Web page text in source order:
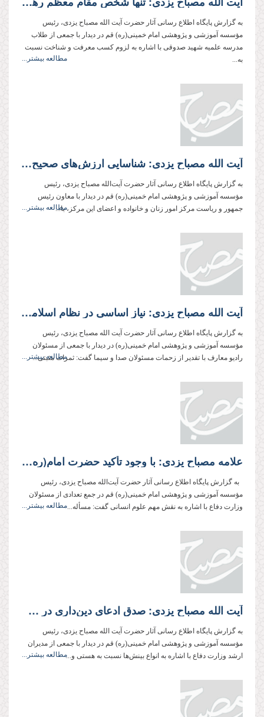
به گزارش پایگاه اطلاع رسانی آثار حضرت آیت الله مصباح یزدی، رئیس
مؤسسه آموزشی و پژوهشی امام خمینی(ره) قم در دیدار با جمعی از طلاب
مدرسه علمیه شهید صدوقی با اشاره به لزوم كسب معرفت و شناخت نسبت
به...
مطالعه بیشتر...
آیت الله مصباح یزدی: شناسایی ارزش‌های صحیح در قلمرو امور بانوان، پیدا کردن راه تقویت انگیزه خانم‌ها برای رعایت این ارزش‌ها، و شناسایی و مقابله با آسیب‌هایی که مانع راه است از ضرورت‌های فعالیت‌ برای اصلاح امور بانوان در کشور است.
به گزارش پایگاه اطلاع رسانی آثار حضرت آیت‌الله مصباح یزدی، رئیس
مؤسسه آموزشی و پژوهشی امام خمینی(ره) قم در دیدار با معاون رئیس
جمهور و ریاست مرکز امور زنان و خانواده و اعضای این مرکز، با...مطالعه بیشتر...
آیت الله مصباح یزدی: نیاز اساسی در نظام اسلامی، نیاز فكری است
به گزارش پایگاه اطلاع رسانی آثار حضرت آیت الله مصباح یزدی، رئیس
مؤسسه آموزشی و پژوهشی امام خمینی(ره) در دیدار با جمعی از مسئولان
رادیو معارف با تقدیر از زحمات مسئولان صدا و سیما گفت: ثمرات مثبتی...
مطالعه بیشتر...
علامه مصباح یزدی: با وجود تأكید حضرت امام(ره) و مقام معظم رهبری بر اسلامی‌سازی علوم انسانی، بعد از گذشت بیش از سی سال هنوز توفیق چندانی در این زمینه نصیب ما نشده و ریزه‌خوار علوم انسانی غرب هستیم
به گزارش پایگاه اطلاع رسانی آثار حضرت آیت‌الله مصباح یزدی، رئیس
مؤسسه آموزشی و پژوهشی امام خمینی(ره) قم در جمع تعدادی از مسئولان
وزارت دفاع با اشاره به نقش مهم علوم انسانی گفت: مسأله...مطالعه بیشتر...
آیت الله مصباح یزدی: صدق ادعای دین‌داری در صورتی مشخص می‌شود كه برای یكایك احكام اسلامی ارزش قائل شده و در جهت اجرای آن حاضر به فدا كردن جان خود باشیم
به گزارش پایگاه اطلاع رسانی آثار حضرت آیت الله مصباح یزدی، رئیس
مؤسسه آموزشی و پژوهشی امام خمینی(ره) قم در دیدار با جمعی از مدیران
ارشد وزارت دفاع با اشاره به انواع بینش‌ها نسبت به هستی و...مطالعه بیشتر...